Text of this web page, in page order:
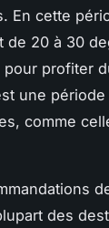
En cette
de 20 à 30
profiter
une
comme
des